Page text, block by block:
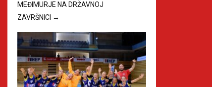
MEĐIMURJE NA DRŽAVNOJ
ZAVRŠNICI →